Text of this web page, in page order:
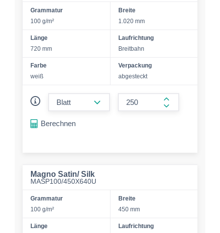
Grammatur
100 g/m²
Breite
1.020 mm
Länge
720 mm
Laufrichtung
Breitbahn
Farbe
weiß
Verpackung
abgesteckt
form.increase-
Berechnen
Magno Satin/ Silk
MASP100/450X640U
Grammatur
100 g/m²
Breite
450 mm
Länge
Laufrichtung